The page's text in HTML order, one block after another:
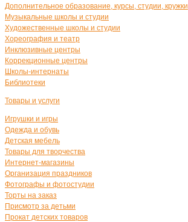
Дополнительное образование, курсы, студии, кружки
Музыкальные школы и студии
Художественные школы и студии
Хореография и театр
Инклюзивные центры
Коррекционные центры
Школы-интернаты
Библиотеки
Товары и услуги
Игрушки и игры
Одежда и обувь
Детская мебель
Товары для творчества
Интернет-магазины
Организация праздников
Фотографы и фотостудии
Торты на заказ
Присмотр за детьми
Прокат детских товаров